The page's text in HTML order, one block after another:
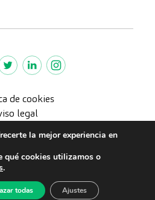
© 2022 |
de cookies
legal
de calidad
la mejor experiencia en
qué cookies utilizamos o
.
todas Ajustes